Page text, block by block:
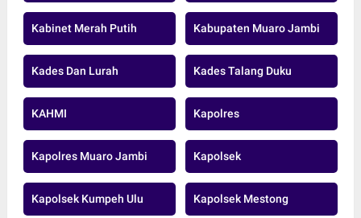
Kabinet Merah Putih Kabupaten Muaro Jambi
Kades Dan Lurah Kades Talang Duku
KAHMI Kapolres
Kapolres Muaro Jambi Kapolsek
Kapolsek Kumpeh Ulu Kapolsek Mestong